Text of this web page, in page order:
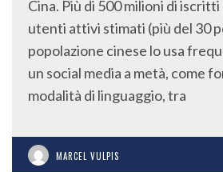
Cina. Più di 500 milioni di
utenti attivi stimati (più del 30
popolazione cinese lo usa
un social media a metà, come
modalità di linguaggio, tra
MARCEL VULPIS